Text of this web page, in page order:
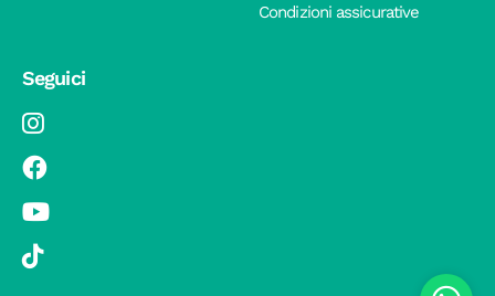
Condizioni assicurative
Seguici